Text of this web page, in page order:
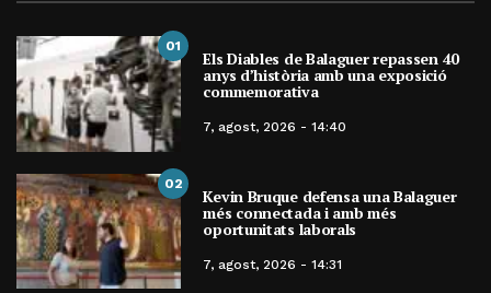
01
Els Diables de Balaguer repassen 40
anys d’història amb una exposició
commemorativa
7, agost, 2026 - 14:40
02
Kevin Bruque defensa una Balaguer
més connectada i amb més
oportunitats laborals
7, agost, 2026 - 14:31